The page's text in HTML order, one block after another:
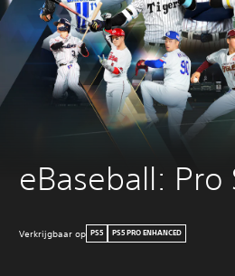
eBaseball: Pro
Verkrijgbaar op PS5 PS5 PRO ENHANCED